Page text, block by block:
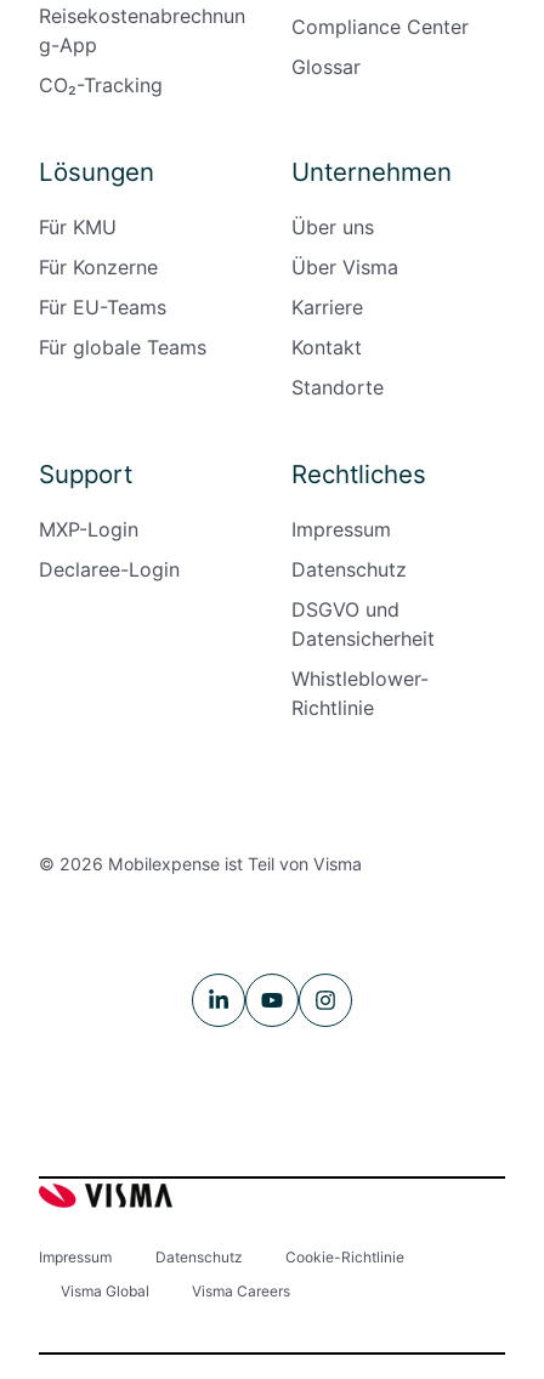
Reisekostenabrechnun
g-App
CO₂-Tracking
Compliance Center
Glossar
Lösungen
Für KMU
Für Konzerne
Für EU-Teams
Für globale Teams
Unternehmen
Über uns
Über Visma
Karriere
Kontakt
Standorte
Support
MXP-Login
Declaree-Login
Rechtliches
Impressum
Datenschutz
DSGVO und
Datensicherheit
Whistleblower-
Richtlinie
© 2026 Mobilexpense ist Teil von Visma
Impressum Datenschutz
Cookie-Richtlinie
Visma Global
Visma Careers